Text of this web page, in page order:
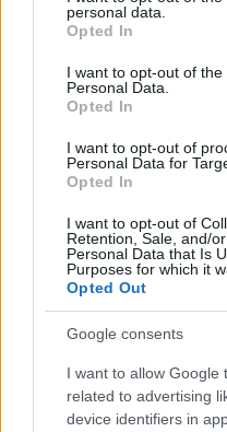
grant or deny consent to
use your data for below
consent section.
personal data.
Opted In
I want to opt-out of the
Personal Data.
Opted In
I want to opt-out of
Personal Data for
Opted In
I want to opt-out of
Retention, Sale, and/
Personal Data that Is
Purposes for which it
Opted Out
Google consents
I want to allow Google
related to advertising
device identifiers in
fine agosto
NECROLOGIE
Mario Malu